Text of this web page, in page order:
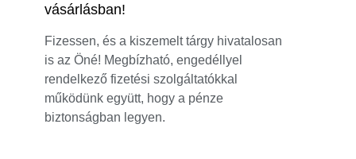
vásárlásban!
Fizessen, és a kiszemelt tárgy hivatalosan
is az Öné! Megbízható, engedéllyel
rendelkező fizetési szolgáltatókkal
működünk együtt, hogy a pénze
biztonságban legyen.